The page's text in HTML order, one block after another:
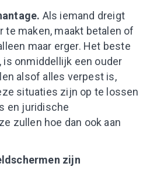
Als iemand dreigt
te maken, maakt betalen of
maar erger. Het beste
is onmiddellijk een ouder
alsof alles verpest is,
situaties zijn op te lossen
en juridische
zullen hoe dan ook aan
zijn